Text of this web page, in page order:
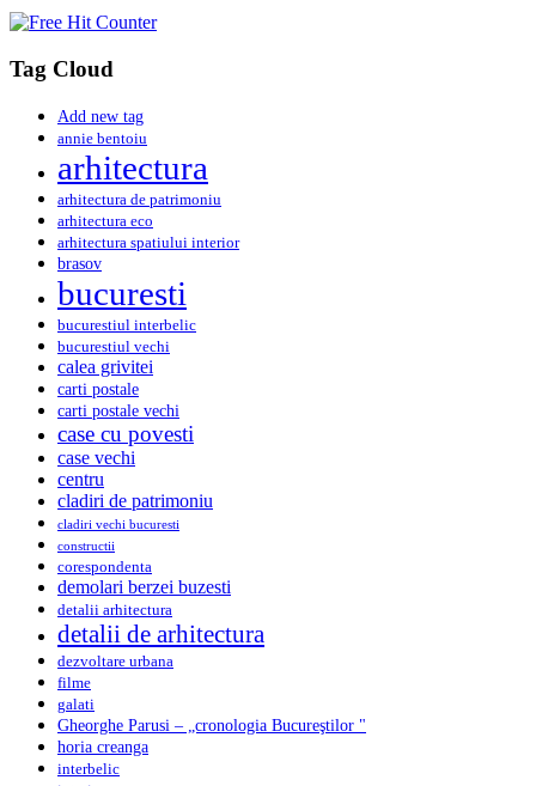
Tag Cloud
Add new tag
annie bentoiu
arhitectura
arhitectura de patrimoniu
arhitectura eco
arhitectura spatiului interior
brasov
bucuresti
bucurestiul interbelic
bucurestiul vechi
calea grivitei
carti postale
carti postale vechi
case cu povesti
case vechi
centru
cladiri de patrimoniu
cladiri vechi bucuresti
constructii
corespondenta
demolari berzei buzesti
detalii arhitectura
detalii de arhitectura
dezvoltare urbana
filme
galati
Gheorghe Parusi – „cronologia Bucureştilor "
horia creanga
interbelic